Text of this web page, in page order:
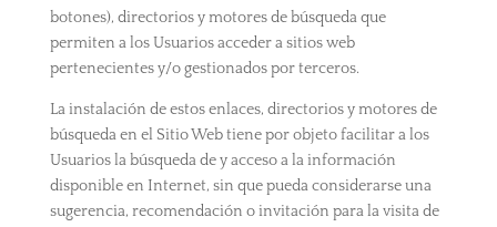
botones), directorios y motores de búsqueda que
permiten a los Usuarios acceder a sitios web
pertenecientes y/o gestionados por terceros.
La instalación de estos enlaces, directorios y motores de
búsqueda en el Sitio Web tiene por objeto facilitar a los
Usuarios la búsqueda de y acceso a la información
disponible en Internet, sin que pueda considerarse una
sugerencia, recomendación o invitación para la visita de